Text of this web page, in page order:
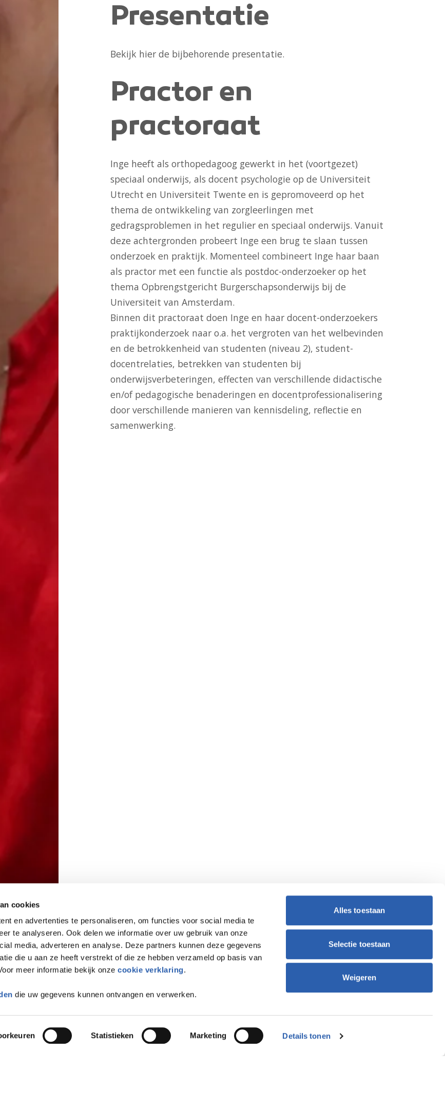
cookies
en advertenties te personaliseren, om functies voor social media te
te analyseren. Ook delen we informatie over uw gebruik van onze
media, adverteren en analyse. Deze partners kunnen deze gegevens
die u aan ze heeft verstrekt of die ze hebben verzameld op basis van
meer informatie bekijk onzecookie verklaring.
die uw gegevens kunnen ontvangen en verwerken.
Statistieken Marketing Details tonen
Alles toestaan
Selectie toestaan
Weigeren
Presentatie
Bekijk hier de bijbehorende presentatie.
Practor en
practoraat
Inge heeft als orthopedagoog gewerkt in het (voortgezet)
speciaal onderwijs, als docent psychologie op de Universiteit
Utrecht en Universiteit Twente en is gepromoveerd op het
thema de ontwikkeling van zorgleerlingen met
gedragsproblemen in het regulier en speciaal onderwijs. Vanuit
deze achtergronden probeert Inge een brug te slaan tussen
onderzoek en praktijk. Momenteel combineert Inge haar baan
als practor met een functie als postdoc-onderzoeker op het
thema Opbrengstgericht Burgerschapsonderwijs bij de
Universiteit van Amsterdam.
Binnen dit practoraat doen Inge en haar docent-onderzoekers
praktijkonderzoek naar o.a. het vergroten van het welbevinden
en de betrokkenheid van studenten (niveau 2), student-
docentrelaties, betrekken van studenten bij
onderwijsverbeteringen, effecten van verschillende didactische
en/of pedagogische benaderingen en docentprofessionalisering
door verschillende manieren van kennisdeling, reflectie en
samenwerking.